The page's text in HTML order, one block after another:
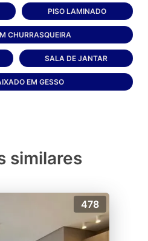
PISO LAMINADO
CHURRASQUEIRA
SALA DE JANTAR
EM GESSO
similares
478